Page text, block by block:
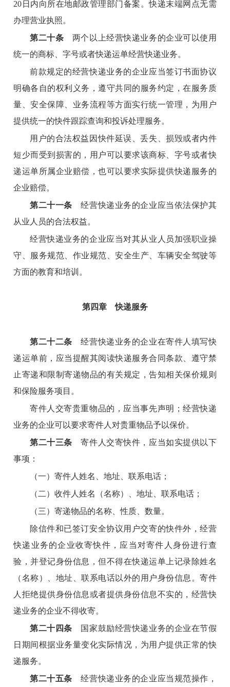
20日内向所在地邮政管理部门备案。快递末端网点无需
办理营业执照。
第二十条 两个以上经营快递业务的企业可以使用
统一的商标、字号或者快递运单经营快递业务。
前款规定的经营快递业务的企业应当签订书面协议
明确各自的权利义务，遵守共同的服务约定，在服务质
量、安全保障、业务流程等方面实行统一管理，为用户
提供统一的快件跟踪查询和投诉处理服务。
用户的合法权益因快件延误、丢失、损毁或者内件
短少而受到损害的，用户可以要求该商标、字号或者快
递运单所属企业赔偿，也可以要求实际提供快递服务的
企业赔偿。
第二十一条 经营快递业务的企业应当依法保护其
从业人员的合法权益。
经营快递业务的企业应当对其从业人员加强职业操
守、服务规范、作业规范、安全生产、车辆安全驾驶等
方面的教育和培训。
第四章 快递服务
第二十二条 经营快递业务的企业在寄件人填写快
递运单前，应当提醒其阅读快递服务合同条款、遵守禁
止寄递和限制寄递物品的有关规定，告知相关保价规则
和保险服务项目。
寄件人交寄贵重物品的，应当事先声明；经营快递
业务的企业可以要求寄件人对贵重物品予以保价。
第二十三条 寄件人交寄快件，应当如实提供以下
事项：
（一）寄件人姓名、地址、联系电话；
（二）收件人姓名（名称）、地址、联系电话；
（三）寄递物品的名称、性质、数量。
除信件和已签订安全协议用户交寄的快件外，经营
快递业务的企业收寄快件，应当对寄件人身份进行查
验，并登记身份信息，但不得在快递运单上记录除姓名
（名称）、地址、联系电话以外的用户身份信息。寄件
人拒绝提供身份信息或者提供身份信息不实的，经营快
递业务的企业不得收寄。
第二十四条 国家鼓励经营快递业务的企业在节假
日期间根据业务量变化实际情况，为用户提供正常的快
递服务。
第二十五条 经营快递业务的企业应当规范操作，